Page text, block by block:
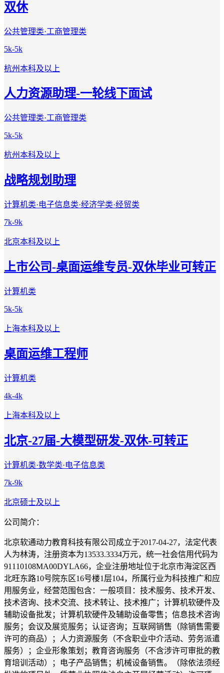
双休
公共管理类·工商管理类
5k-5k
杭州本科及以上
人力资源助理-一轮线下面试
公共管理类·工商管理类
5k-5k
杭州本科及以上
战略规划助理
计算机类·电子信息类·经济学类·经贸类
7k-9k
北京本科及以上
上市公司-桌面运维专员-双休毕业可转正
计算机类
5k-5k
上海本科及以上
桌面运维工程师
计算机类
4k-4k
上海本科及以上
北京-27届-大模型研发-双休-可转正
计算机类·数学类·电子信息类
7k-9k
北京硕士及以上
公司简介：
北京软通动力教育科技有限公司成立于2017-04-27，法定代表
人为林涛，注册资本为13533.3334万元，统一社会信用代码为
91110108MA00DYLA66，企业注册地址位于北京市海淀区西
北旺东路10号院东区16号楼1层104，所属行业为科技推广和应
用服务业，经营范围包含：一般项目：技术服务、技术开发、
技术咨询、技术交流、技术转让、技术推广；计算机软硬件及
辅助设备批发；计算机软硬件及辅助设备零售；信息技术咨询
服务；会议及展览服务；认证咨询；互联网销售（除销售需要
许可的商品）；人力资源服务（不含职业中介活动、劳务派遣
服务）；企业形象策划；教育咨询服务（不含涉许可审批的教
育培训活动）；电子产品销售；机械设备销售。（除依法须经